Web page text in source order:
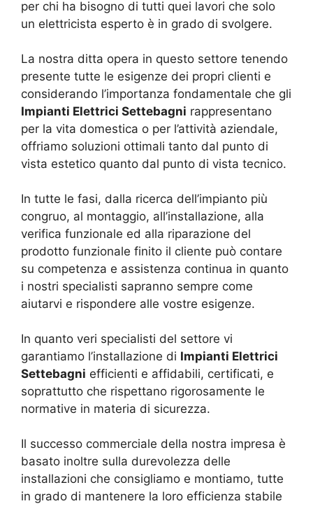
per chi ha bisogno di tutti quei lavori che solo
un elettricista esperto è in grado di svolgere.
La nostra ditta opera in questo settore tenendo
presente tutte le esigenze dei propri clienti e
considerando l’importanza fondamentale che gli
Impianti Elettrici Settebagni rappresentano
per la vita domestica o per l’attività aziendale,
offriamo soluzioni ottimali tanto dal punto di
vista estetico quanto dal punto di vista tecnico.
In tutte le fasi, dalla ricerca dell’impianto più
congruo, al montaggio, all’installazione, alla
verifica funzionale ed alla riparazione del
prodotto funzionale finito il cliente può contare
su competenza e assistenza continua in quanto
i nostri specialisti sapranno sempre come
aiutarvi e rispondere alle vostre esigenze.
In quanto veri specialisti del settore vi
garantiamo l’installazione di Impianti Elettrici
Settebagni efficienti e affidabili, certificati, e
soprattutto che rispettano rigorosamente le
normative in materia di sicurezza.
Il successo commerciale della nostra impresa è
basato inoltre sulla durevolezza delle
installazioni che consigliamo e montiamo, tutte
in grado di mantenere la loro efficienza stabile